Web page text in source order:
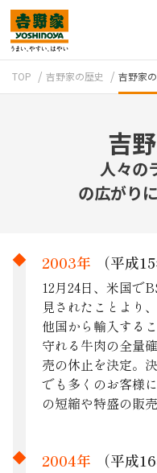
牛丼のこだわり
TOP 吉野家の歴史 吉野家
吉
人々の
の広がり
2003年 （平成15
12月24日、米国で
見されたことより
他国から輸入する
守れる牛肉の全量
売の休止を決定。
でも多くのお客様
の短縮や特盛の販
2004年 （平成16